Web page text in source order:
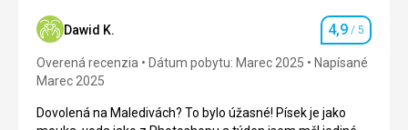
Dawid K. Hodnotenie
4,9 / 5
Overená recenzia Dátum pobytu: Marec 2025
Napísané
Marec 2025
Dovolená na Maledivách? To bylo úžasné! Písek je jako